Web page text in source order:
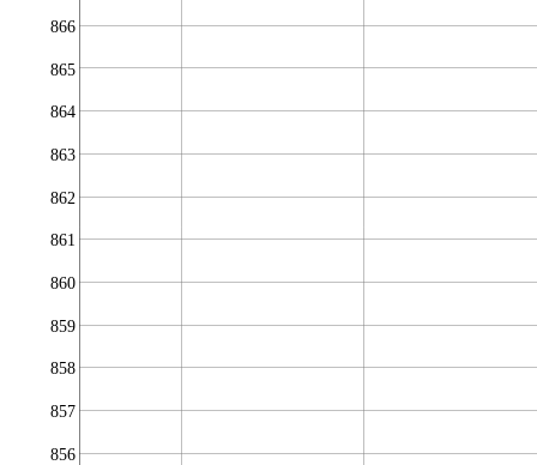
856
857
858
859
860
861
862
863
864
865
866